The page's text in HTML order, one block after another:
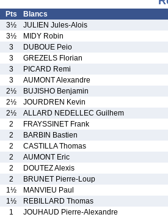
Pts
Blancs
3½
JULIEN Jules-Alois
3½
MIDY Robin
3
DUBOUE Peio
3
GREZELS Florian
3
PICARD Remi
3
AUMONT Alexandre
2½
BUJISHO Benjamin
2½
JOURDREN Kevin
2½
ALLARD NEDELLEC Guilhem
2
FRAYSSINET Frank
2
BARBIN Bastien
2
CASTILLA Thomas
2
AUMONT Eric
2
DOUTEZ Alexis
2
BRUNET Pierre-Loup
1½
MANVIEU Paul
1½
REBILLARD Thomas
1
JOUHAUD Pierre-Alexandre